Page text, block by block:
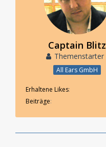
Captain Blitz
Themenstarter
All Ears GmbH
Erhaltene Likes
Beiträge